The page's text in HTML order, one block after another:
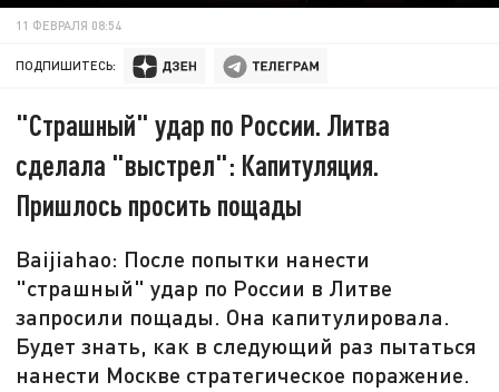
11 ФЕВРАЛЯ 08:54
ПОДПИШИТЕСЬ:
"Страшный" удар по России. Литва
сделала "выстрел": Капитуляция.
Пришлось просить пощады
Baijiahao: После попытки нанести
"страшный" удар по России в Литве
запросили пощады. Она капитулировала.
Будет знать, как в следующий раз пытаться
нанести Москве стратегическое поражение.